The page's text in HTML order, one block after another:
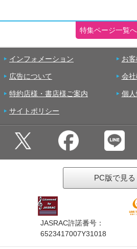
特集ページ一覧へ
インフォメーション お
広告について 会
特約店様・書店様ご案内 個
サイトポリシー
PC版で見る
JASRAC許諾番号：
6523417007Y31018